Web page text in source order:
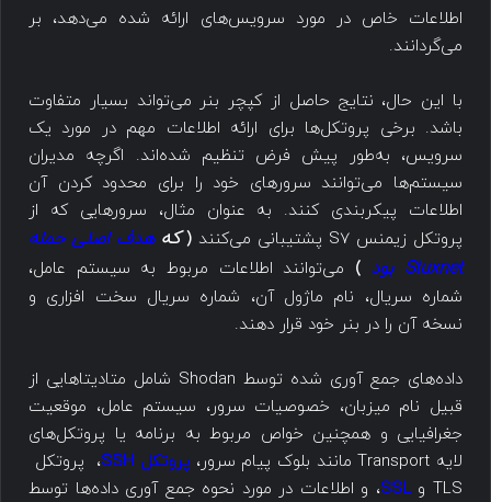
اطلاعات خاص در مورد سرویس‌های ارائه شده می‌دهد، بر
می‌گردانند.
با این حال، نتایج حاصل از کپچر بنر می‌تواند بسیار متفاوت
باشد. برخی پروتکل‌ها برای ارائه اطلاعات مهم در مورد یک
سرویس، به‌طور پیش فرض تنظیم شده‌اند. اگرچه مدیران
سیستم‌ها می‌توانند سرورهای خود را برای محدود کردن آن
اطلاعات پیکربندی کنند. به عنوان مثال، سرورهایی که از
پروتکل زیمنس S7 پشتیبانی می‌کنند
(کههدف اصلی حمله
Stuxnet بود
) می‌توانند اطلاعات مربوط به سیستم عامل،
شماره سریال، نام ماژول آن، شماره سریال سخت افزاری و
نسخه آن را در بنر خود قرار دهند.
داده‌های جمع آوری شده توسط Shodan شامل متادیتاهایی از
قبیل نام میزبان، خصوصیات سرور، سیستم عامل، موقعیت
جغرافیایی و همچنین خواص مربوط به برنامه یا پروتکل‌های
لایه Transport مانند بلوک پیام سرور،
پروتکل SSH
، پروتکل
TLS و
SSL، و اطلاعات در مورد نحوه جمع آوری داده‌ها توسط